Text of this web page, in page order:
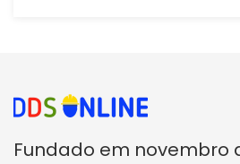
Fundado em novembro